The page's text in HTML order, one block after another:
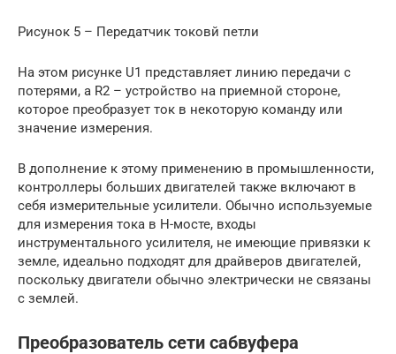
Рисунок 5 – Передатчик токовй петли
На этом рисунке U1 представляет линию передачи с
потерями, а R2 – устройство на приемной стороне,
которое преобразует ток в некоторую команду или
значение измерения.
В дополнение к этому применению в промышленности,
контроллеры больших двигателей также включают в
себя измерительные усилители. Обычно используемые
для измерения тока в H-мосте, входы
инструментального усилителя, не имеющие привязки к
земле, идеально подходят для драйверов двигателей,
поскольку двигатели обычно электрически не связаны
с землей.
Преобразователь сети сабвуфера